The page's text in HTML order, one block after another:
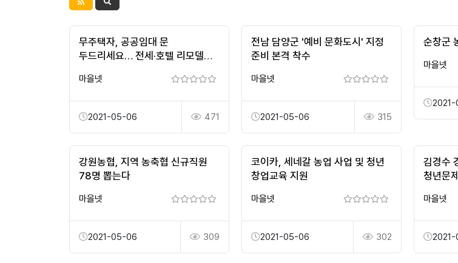
무주택자, 공공임대 문
두드리세요… 전세·호텔 리모델링
마을넷
2021-05-06 471
전남 담양군 '예비 문화도시' 지정
준비 본격 착수
마을넷
2021-05-06 315
순창군
마을넷
강원농협, 지역 농축협 신규직원
78명 뽑는다
마을넷
2021-05-06 309
코이카, 세네갈 농업 사업 및 청년
창업교육 지원
마을넷
2021-05-06 302
김경수
청년문
마을넷